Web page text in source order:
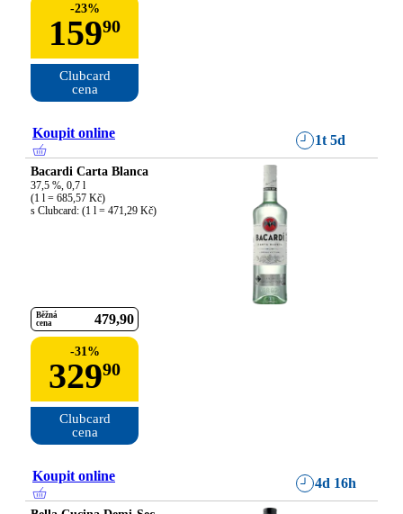
-23%
15990
Clubcard
cena
Koupit online 1t 5d
Bacardi Carta Blanca
37,5 %, 0,7 l
(1 l = 685,57 Kč)
s Clubcard: (1 l = 471,29 Kč)
Běžná
cena
479 90
-31%
32990
Clubcard
cena
Koupit online 4d 16h